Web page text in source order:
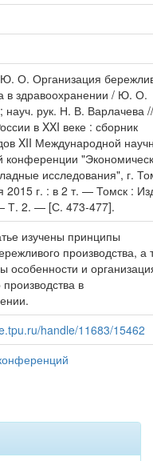
О. Организация
в здравоохранении / Ю. О.
науч. рук. Н. В. Варлачева //
в XXI веке : сборник
XII Международной
конференции
исследования", г.
2015 г. : в 2 т. — Томск :
Т. 2. — [С. 473-477].
изучены принципы
производства, а
особенности и
в
handle/11683/15462